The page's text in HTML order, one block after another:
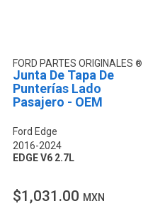
FORD PARTES ORIGINALES
Junta De Tapa De
Punterías Lado
Pasajero - OEM
Ford Edge
2016-2024
EDGE V6 2.7L
$1,031.00 MXN